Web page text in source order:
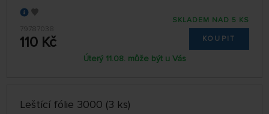
79787038
110 Kč
SKLADEM NAD 5 KS
KOUPIT
Úterý 11.08. může být u Vás
Leštící fólie 3000 (3 ks)